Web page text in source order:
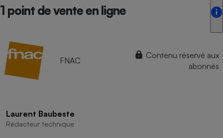
1 point de vente en ligne
FNAC
Contenu réservé aux
abonnés
Laurent Baubeste
Rédacteur technique